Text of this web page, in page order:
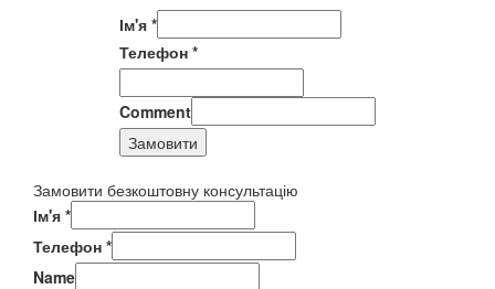
Ім'я *
Телефон *
Comment
Замовити
Замовити безкоштовну консультацію
Ім'я *
Телефон *
Name